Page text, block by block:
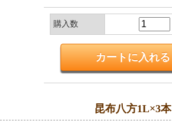
購入数
昆布八方1L×3本